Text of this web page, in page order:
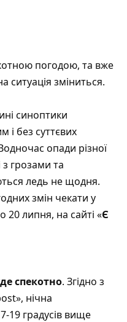
погодою, та вже
зміниться.
синоптики
і без суттєвих
опади різної
з грозами та
ледь не щодня.
змін чекати у
20 липня, на сайті «Є
спекотно. Згідно з
», нічна
19 градусів вище